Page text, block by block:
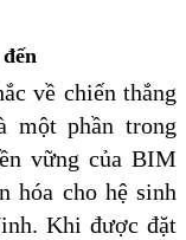
về chiến thắng
một phần trong
vững của BIM
hóa cho hệ sinh
Khi được đặt